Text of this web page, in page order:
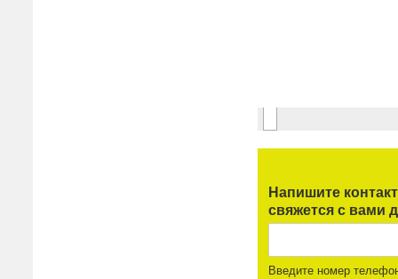
Напишите
свяжется с вами
Введите номер